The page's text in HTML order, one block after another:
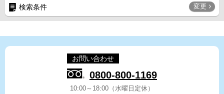
検索条件 変更
お問い合わせ
0800-800-1169
10:00～18:00（水曜日定休）